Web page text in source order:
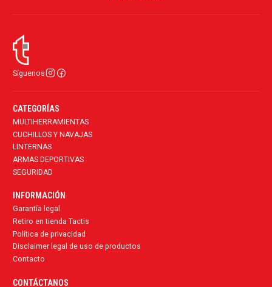
Síguenos
CATEGORÍAS
MULTIHERRAMIENTAS
CUCHILLOS Y NAVAJAS
LINTERNAS
ARMAS DEPORTIVAS
SEGURIDAD
INFORMACIÓN
Garantía legal
Retiro en tienda Tactis
Política de privacidad
Disclaimer legal de uso de productos
Contacto
CONTÁCTANOS